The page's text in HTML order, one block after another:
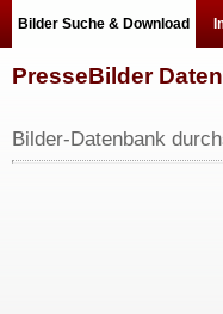
Bilder Suche & Download
PresseBilder
Bilder-Datenbank